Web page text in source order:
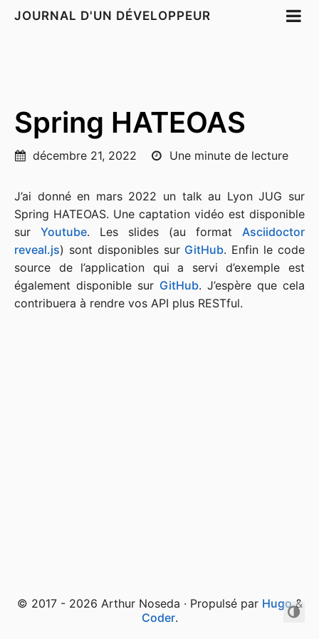
JOURNAL D'UN DÉVELOPPEUR
Spring HATEOAS
décembre 21, 2022 Une minute de lecture
J’ai donné en mars 2022 un talk au Lyon JUG sur
Spring HATEOAS. Une captation vidéo est disponible
sur Youtube. Les slides (au format Asciidoctor
reveal.js) sont disponibles sur GitHub. Enfin le code
source de l’application qui a servi d’exemple est
également disponible sur GitHub. J’espère que cela
contribuera à rendre vos API plus RESTful.
© 2017 - 2026 Arthur Noseda · Propulsé par Hugo&
Coder.